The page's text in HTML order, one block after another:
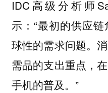
IDC高级分析师
示：“最初的供应
球性的需求问题。
需品的支出重点，
手机的普及。”